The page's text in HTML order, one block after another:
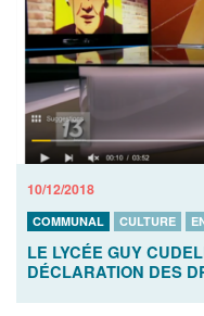
10/12/2018
COMMUNAL CULTURE
LE LYCÉE GUY
DÉCLARATION DES